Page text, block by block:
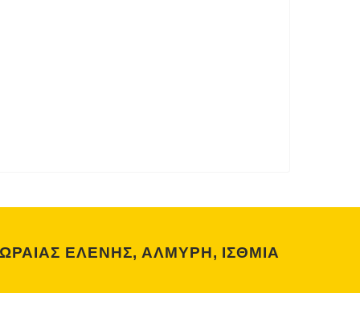
ΕΛΕΝΗΣ, ΑΛΜΥΡΗ, ΙΣΘΜΙΑ